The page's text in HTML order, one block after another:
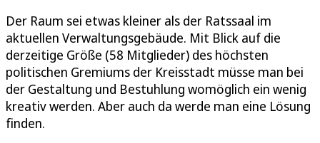
Der Raum sei etwas kleiner als der Ratssaal im
aktuellen Verwaltungsgebäude. Mit Blick auf die
derzeitige Größe (58 Mitglieder) des höchsten
politischen Gremiums der Kreisstadt müsse man bei
der Gestaltung und Bestuhlung womöglich ein wenig
kreativ werden. Aber auch da werde man eine Lösung
finden.